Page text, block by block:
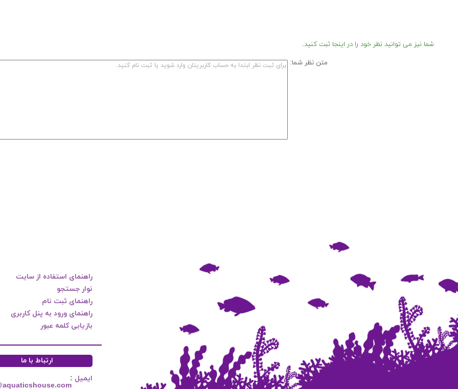
شما نیز می توانید نظر خود را در اینجا ثبت کنید.
متن نظر شما:
راهنمای استفاده از سایت
نوار جستجو
راهنمای ثبت نام
راهنمای ورود به پنل کاربری
بازیابی کلمه عبور
ارتباط با ما
ایمیل :